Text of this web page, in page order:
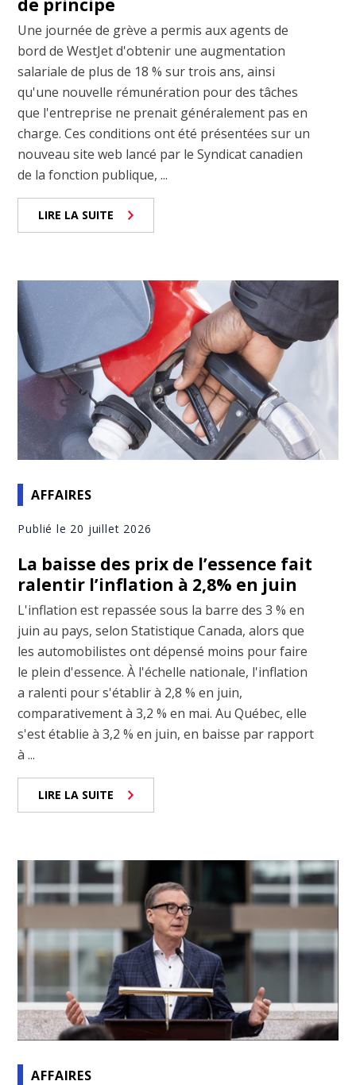
de principe
Une journée de grève a permis aux agents de
bord de WestJet d'obtenir une augmentation
salariale de plus de 18 % sur trois ans, ainsi
qu'une nouvelle rémunération pour des tâches
que l'entreprise ne prenait généralement pas en
charge. Ces conditions ont été présentées sur un
nouveau site web lancé par le Syndicat canadien
de la fonction publique, ...
LIRE LA SUITE
AFFAIRES
Publié le 20 juillet 2026
La baisse des prix de l’essence fait
ralentir l’inflation à 2,8% en juin
L'inflation est repassée sous la barre des 3 % en
juin au pays, selon Statistique Canada, alors que
les automobilistes ont dépensé moins pour faire
le plein d'essence. À l'échelle nationale, l'inflation
a ralenti pour s'établir à 2,8 % en juin,
comparativement à 3,2 % en mai. Au Québec, elle
s'est établie à 3,2 % en juin, en baisse par rapport
à ...
LIRE LA SUITE
AFFAIRES